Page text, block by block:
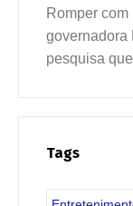
Romper
governadora
pesquisa
Tags